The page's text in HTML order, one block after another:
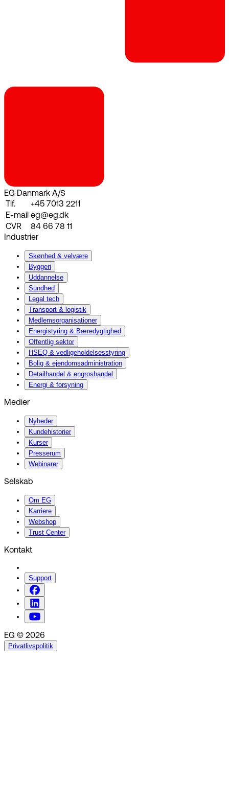
EG Danmark A/S
Tlf.
+45 7013 2211
E-mail eg@eg.dk
CVR
84 66 78 11
Industrier
Skønhed & velvære
Byggeri
Uddannelse
Sundhed
Legal tech
Transport & logistik
Medlemsorganisationer
Energistyring & Bæredygtighed
Offentlig sektor
HSEQ & vedligeholdelsesstyring
Bolig & ejendomsadministration
Detailhandel & engroshandel
Energi & forsyning
Medier
Nyheder
Kundehistorier
Kurser
Presserum
Webinarer
Selskab
Om EG
Karriere
Webshop
Trust Center
Kontakt
Support
EG © 2026
Privatlivspolitik